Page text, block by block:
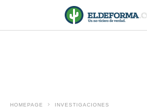
HOMEPAGE INVESTIGACIONES